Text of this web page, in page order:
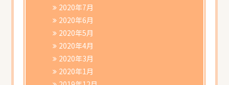
2020年7月
2020年6月
2020年5月
2020年4月
2020年3月
2020年1月